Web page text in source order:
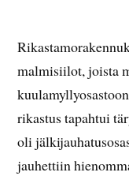
malmisiilot, joista
rikastus tapahtui
oli
jauhettiin